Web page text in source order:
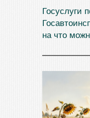
Госуслуги
на что